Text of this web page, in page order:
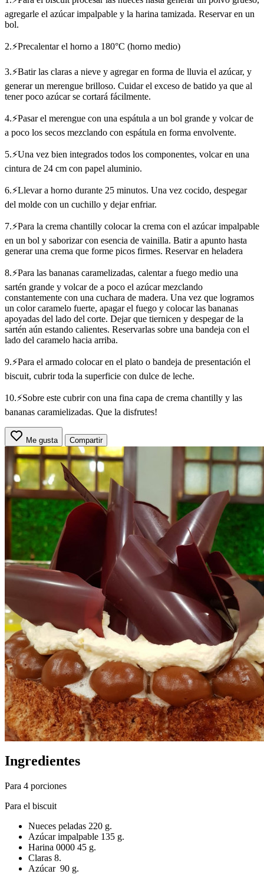
agregarle el azúcar impalpable y la harina tamizada. Reservar en un
bol.
2.⚡Precalentar el horno a 180°C (horno medio)
3.⚡Batir las claras a nieve y agregar en forma de lluvia el azúcar, y
generar un merengue brilloso. Cuidar el exceso de batido ya que al
tener poco azúcar se cortará fácilmente.
4.⚡Pasar el merengue con una espátula a un bol grande y volcar de
a poco los secos mezclando con espátula en forma envolvente.
5.⚡Una vez bien integrados todos los componentes, volcar en una
cintura de 24 cm con papel aluminio.
6.⚡Llevar a horno durante 25 minutos. Una vez cocido, despegar
del molde con un cuchillo y dejar enfriar.
7.⚡Para la crema chantilly colocar la crema con el azúcar impalpable
en un bol y saborizar con esencia de vainilla. Batir a apunto hasta
generar una crema que forme picos firmes. Reservar en heladera
8.⚡Para las bananas caramelizadas, calentar a fuego medio una
sartén grande y volcar de a poco el azúcar mezclando
constantemente con una cuchara de madera. Una vez que logramos
un color caramelo fuerte, apagar el fuego y colocar las bananas
apoyadas del lado del corte. Dejar que tiernicen y despegar de la
sartén aún estando calientes. Reservarlas sobre una bandeja con el
lado del caramelo hacia arriba.
9.⚡Para el armado colocar en el plato o bandeja de presentación el
biscuit, cubrir toda la superficie con dulce de leche.
10.⚡Sobre este cubrir con una fina capa de crema chantilly y las
bananas caramielizadas. Que la disfrutes!
Me gusta Compartir
Ingredientes
Para 4 porciones
Para el biscuit
Nueces peladas 220 g.
Azúcar impalpable 135 g.
Harina 0000 45 g.
Claras 8.
Azúcar 90 g.